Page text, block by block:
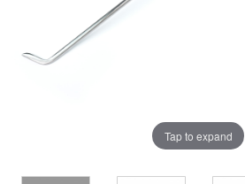
Tap to expand